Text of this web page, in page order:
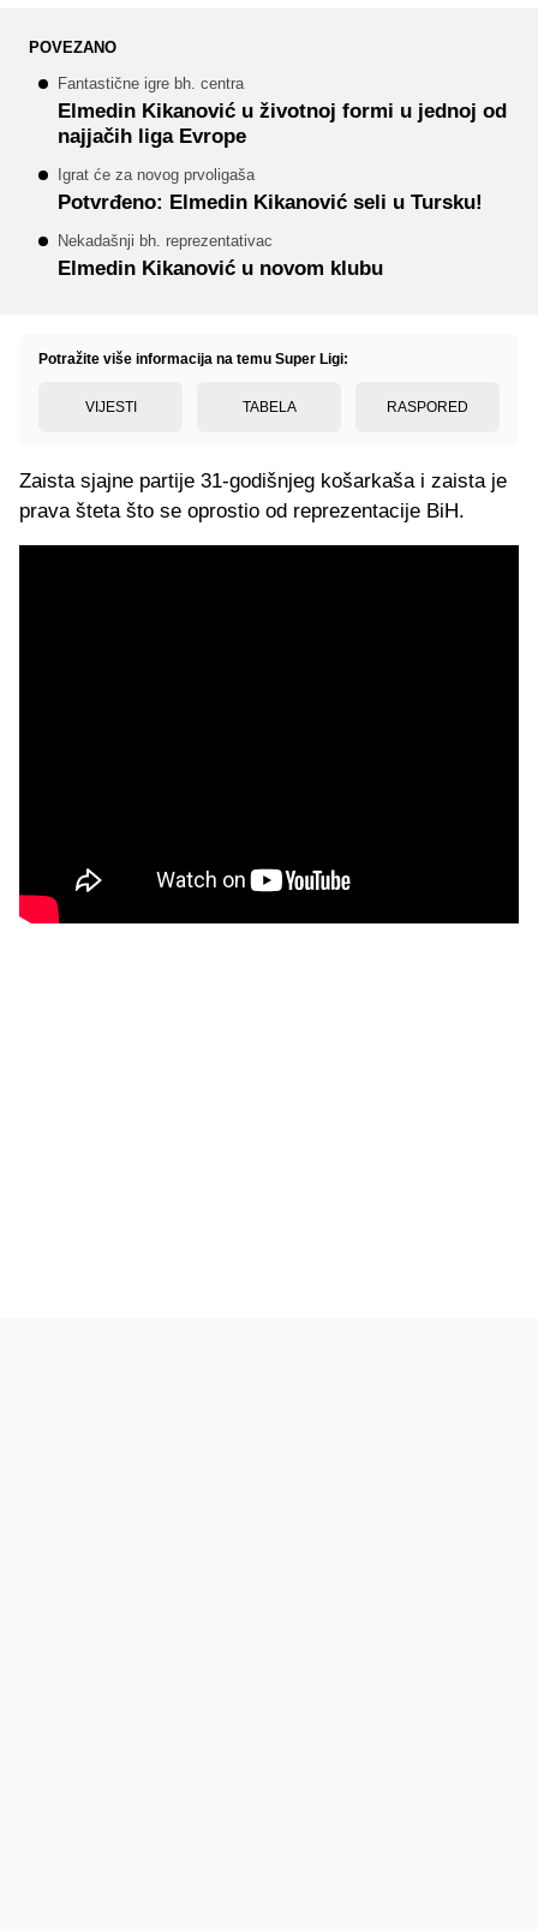
POVEZANO
Fantastične igre bh. centra
Elmedin Kikanović u životnoj formi u jednoj od
najjačih liga Evrope
Igrat će za novog prvoligaša
Potvrđeno: Elmedin Kikanović seli u Tursku!
Nekadašnji bh. reprezentativac
Elmedin Kikanović u novom klubu
Potražite više informacija na temu Super Ligi:
VIJESTI TABELA RASPORED
Zaista sjajne partije 31-godišnjeg košarkaša i zaista je
prava šteta što se oprostio od reprezentacije BiH.